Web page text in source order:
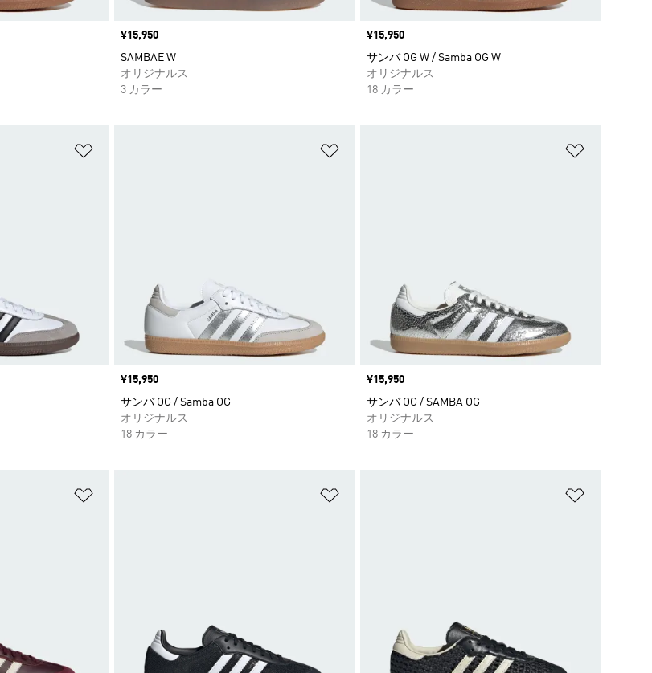
価格
¥15,950
SAMBAE W
オリジナルス
3 カラー
価格
¥15,950
サンバ OG W / Samba OG W
オリジナルス
18 カラー
価格
¥15,950
サンバ OG / Samba OG
オリジナルス
18 カラー
価格
¥15,950
サンバ OG / SAMBA OG
オリジナルス
18 カラー